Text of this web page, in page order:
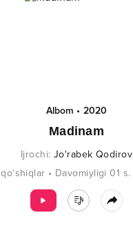
Albom • 2020
Madinam
Ijrochi: Jo'rabek Qodirov
qo‘shiqlar • Davomiyligi 01 s.